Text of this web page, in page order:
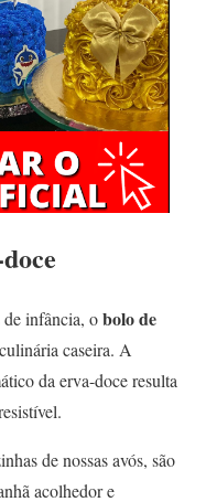
infância, obolo de
caseira. A
da erva-doce resulta
de nossas avós, são
acolhedor e